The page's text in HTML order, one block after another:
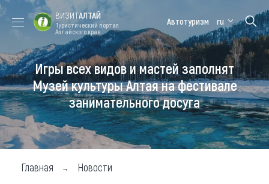
Форум VISIT
ALTAI
Цветение
маральника
Медицинский
форум
Алтайская
зимовка
Туры
Где побывать
Чем заняться
ВИЗИТАЛТАЙ
Туристический портал
Алтайского края
Автотуризм ru
Игры всех видов и мастей заполнят
Музей культуры Алтая на фестивале
занимательного досуга
Главная Новости